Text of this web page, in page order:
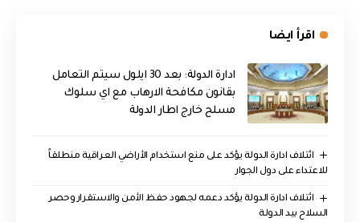
اقرأ ايضا
ادارة الدولة: بعد 30 ايلول سيتم التعامل
بقانون مكافحة الارهاب مع اي سلوك
مسلح خارج اطار الدولة
ائتلاف ادارة الدولة يؤكد على منع استخدام الأراضي العراقية منطلقاً
للاعتداء على دول الجوار
ائتلاف ادارة الدولة يؤكد دعمه لجهود حفظ الأمن والاستقرار وحصر
السلاح بيد الدولة